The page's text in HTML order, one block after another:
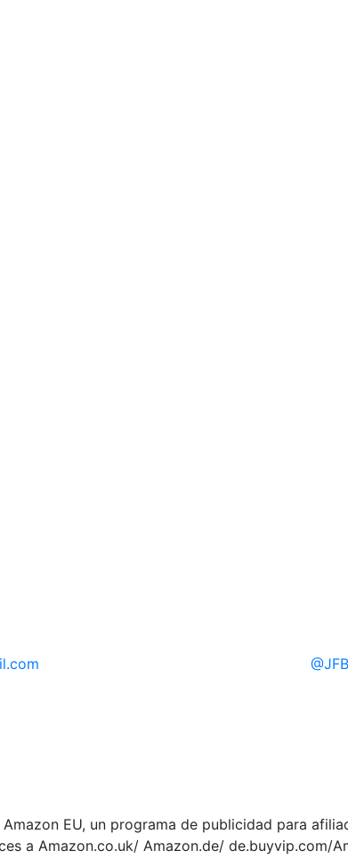
@
EU, un programa de publicidad para
a Amazon.co.uk/ Amazon.de/ de.buyvip.com/